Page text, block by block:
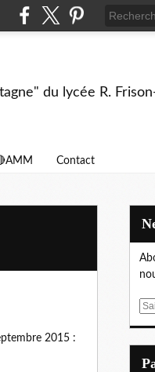
du lycée R.
Contact
2015 :
E